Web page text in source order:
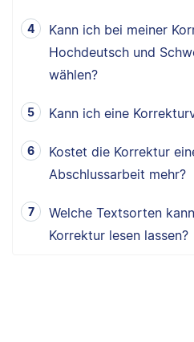
Kann ich bei meiner
Hochdeutsch und
wählen?
Kann ich eine
Kostet die Korrektur
Abschlussarbeit mehr?
Welche Textsorten
Korrektur lesen lassen?